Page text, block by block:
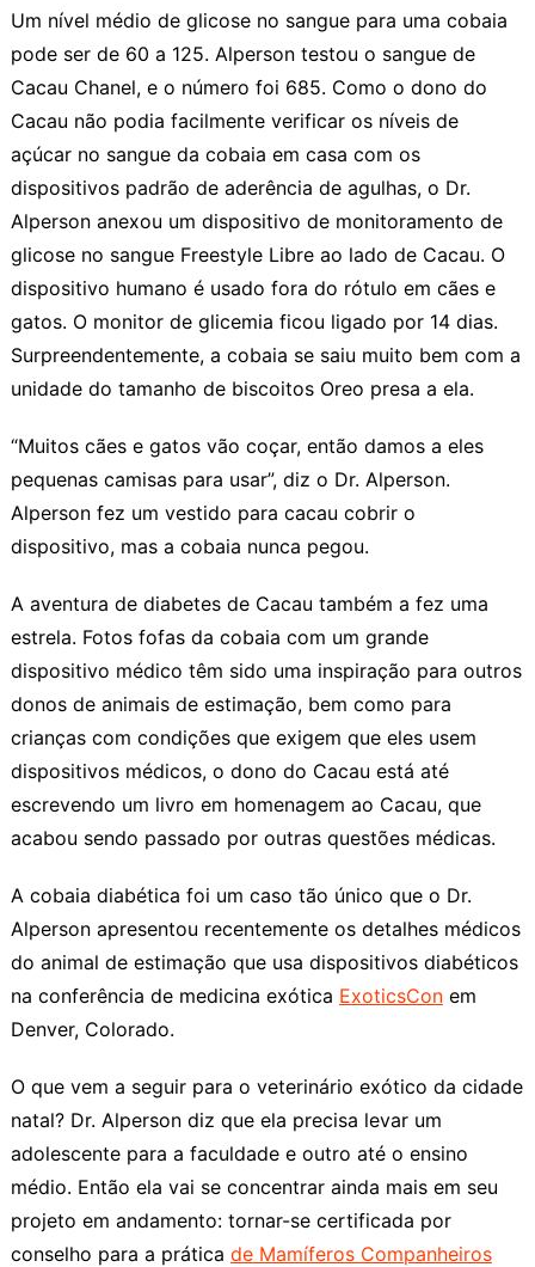
Um nível médio de glicose no sangue para uma cobaia
pode ser de 60 a 125. Alperson testou o sangue de
Cacau Chanel, e o número foi 685. Como o dono do
Cacau não podia facilmente verificar os níveis de
açúcar no sangue da cobaia em casa com os
dispositivos padrão de aderência de agulhas, o Dr.
Alperson anexou um dispositivo de monitoramento de
glicose no sangue Freestyle Libre ao lado de Cacau. O
dispositivo humano é usado fora do rótulo em cães e
gatos. O monitor de glicemia ficou ligado por 14 dias.
Surpreendentemente, a cobaia se saiu muito bem com a
unidade do tamanho de biscoitos Oreo presa a ela.
“Muitos cães e gatos vão coçar, então damos a eles
pequenas camisas para usar”, diz o Dr. Alperson.
Alperson fez um vestido para cacau cobrir o
dispositivo, mas a cobaia nunca pegou.
A aventura de diabetes de Cacau também a fez uma
estrela. Fotos fofas da cobaia com um grande
dispositivo médico têm sido uma inspiração para outros
donos de animais de estimação, bem como para
crianças com condições que exigem que eles usem
dispositivos médicos, o dono do Cacau está até
escrevendo um livro em homenagem ao Cacau, que
acabou sendo passado por outras questões médicas.
A cobaia diabética foi um caso tão único que o Dr.
Alperson apresentou recentemente os detalhes médicos
do animal de estimação que usa dispositivos diabéticos
na conferência de medicina exótica ExoticsConem
Denver, Colorado.
O que vem a seguir para o veterinário exótico da cidade
natal? Dr. Alperson diz que ela precisa levar um
adolescente para a faculdade e outro até o ensino
médio. Então ela vai se concentrar ainda mais em seu
projeto em andamento: tornar-se certificada por
conselho para a prática de Mamíferos Companheiros